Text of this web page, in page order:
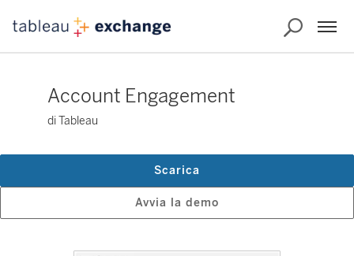
Account Engagement
di Tableau
Avvia la demo
Scarica